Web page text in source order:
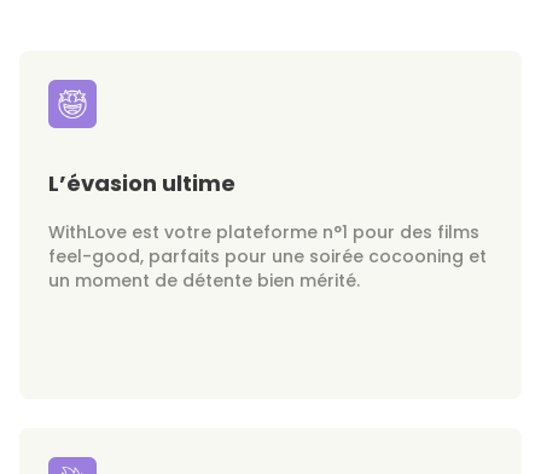
L’évasion ultime
WithLove est votre plateforme n°1 pour des films
feel-good, parfaits pour une soirée cocooning et
un moment de détente bien mérité.